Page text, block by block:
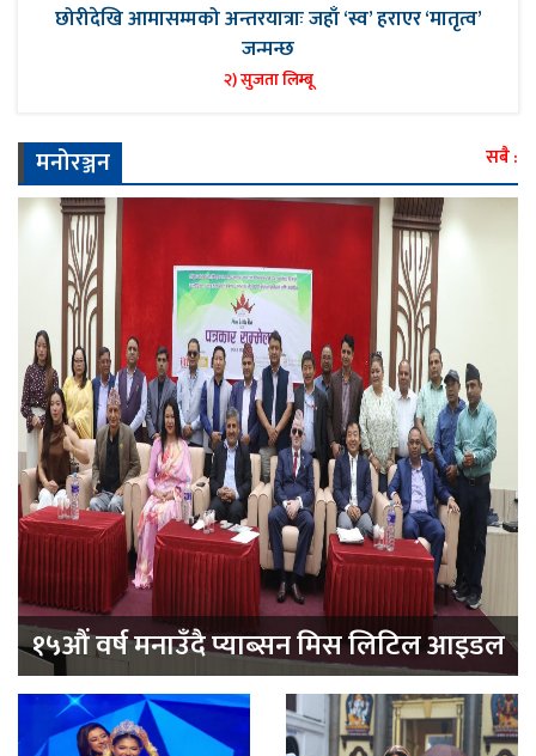
छोरीदेखि आमासम्मको अन्तरयात्राः जहाँ ‘स्व’ हराएर ‘मातृत्व’
जन्मन्छ
२) सुजता लिम्बू
मनोरञ्जन सबै :
१५औं वर्ष मनाउँदै प्याब्सन मिस लिटिल आइडल